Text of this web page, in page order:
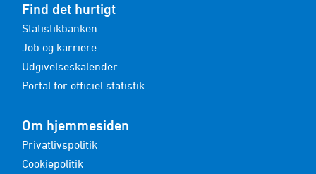
Find det hurtigt
Statistikbanken
Job og karriere
Udgivelseskalender
Portal for officiel statistik
Om hjemmesiden
Privatlivspolitik
Cookiepolitik